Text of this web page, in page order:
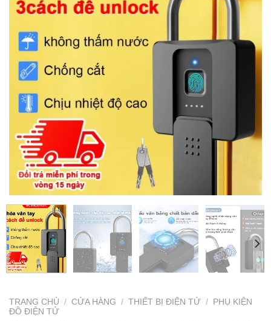
TRANG CHỦ / CỬA HÀNG / THIẾT BỊ ĐIỆN TỬ /
PHỤ KIỆN
ĐỒ ĐIỆN TỬ